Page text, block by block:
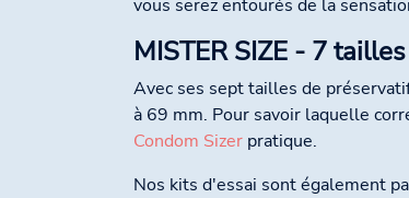
vous serez entourés de la
MISTER SIZE - 7
Avec ses sept tailles de
à 69 mm. Pour savoir laquelle
Condom Sizer pratique.
Nos kits d'essai sont également